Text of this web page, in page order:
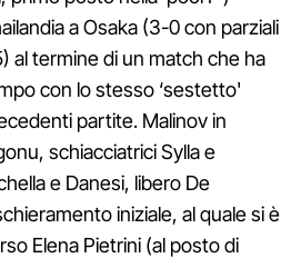
a Osaka (3-0 con parziali
al termine di un match che ha
con lo stesso ‘sestetto'
partite. Malinov in
schiacciatrici Sylla e
e Danesi, libero De
iniziale, al quale si è
Elena Pietrini (al posto di